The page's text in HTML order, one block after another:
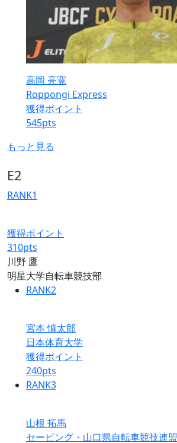
高岡 亮寛
Roppongi Express
獲得ポイント
545pts
もっと見る
E2
RANK1
獲得ポイント
310pts
川野 鷹
明星大学自転車競技部
RANK2
宮本 慎太郎
日本体育大学
獲得ポイント
240pts
RANK3
山根 拓馬
セービング・山口県自転車競技連盟